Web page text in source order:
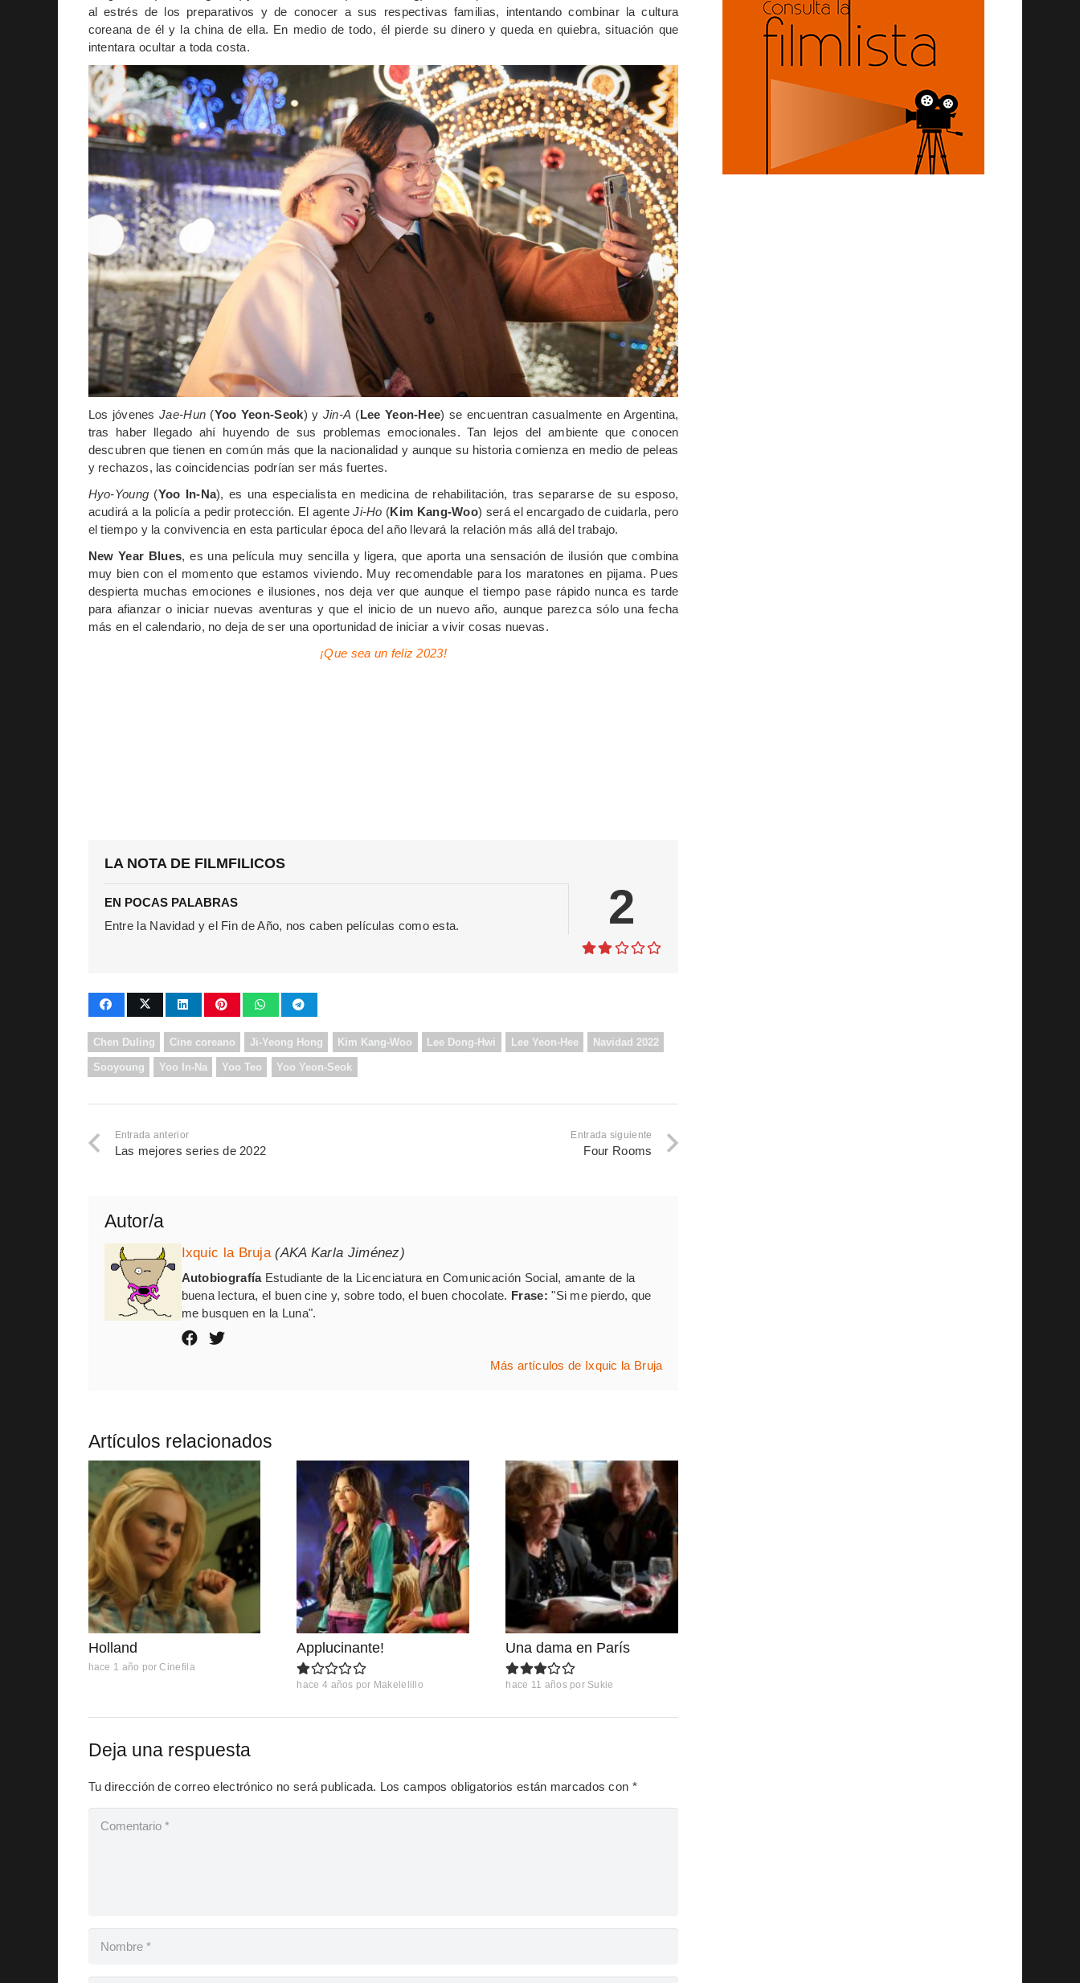
al estrés de los preparativos y de conocer a sus respectivas familias, intentando combinar la cultura
coreana de él y la china de ella. En medio de todo, él pierde su dinero y queda en quiebra, situación que
intentara ocultar a toda costa.
Los jóvenesJae-Hun (Yoo Yeon-Seok) y Jin-A (Lee Yeon-Hee) se encuentran casualmente en Argentina,
tras haber llegado ahí huyendo de sus problemas emocionales. Tan lejos del ambiente que conocen
descubren que tienen en común más que la nacionalidad y aunque su historia comienza en medio de peleas
y rechazos, las coincidencias podrían ser más fuertes.
Hyo-Young (Yoo In-Na), es una especialista en medicina de rehabilitación, tras separarse de su esposo,
acudirá a la policía a pedir protección. El agenteJi-Ho (Kim Kang-Woo) será el encargado de cuidarla, pero
el tiempo y la convivencia en esta particular época del año llevará la relación más allá del trabajo.
New Year Blues, es una película muy sencilla y ligera, que aporta una sensación de ilusión que combina
muy bien con el momento que estamos viviendo. Muy recomendable para los maratones en pijama. Pues
despierta muchas emociones e ilusiones, nos deja ver que aunque el tiempo pase rápido nunca es tarde
para afianzar o iniciar nuevas aventuras y que el inicio de un nuevo año, aunque parezca sólo una fecha
más en el calendario, no deja de ser una oportunidad de iniciar a vivir cosas nuevas.
¡Que sea un feliz 2023!
LA NOTA DE FILMFILICOS
EN POCAS PALABRAS
Entre la Navidad y el Fin de Año, nos caben películas como esta.
2
Chen Duling Cine coreano Ji-Yeong Hong Kim Kang-Woo Lee Dong-Hwi Lee Yeon-Hee Navidad 2022
Sooyoung Yoo In-Na Yoo Teo Yoo Yeon-Seok
Entrada anterior
Las mejores series de 2022
Entrada siguiente
Four Rooms
Autor/a
Ixquic la Bruja (AKA Karla Jiménez)
AutobiografíaEstudiante de la Licenciatura en Comunicación Social, amante de la
buena lectura, el buen cine y, sobre todo, el buen chocolate. Frase: "Si me pierdo, que
me busquen en la Luna".
Más artículos de Ixquic la Bruja
Artículos relacionados
Holland
hace 1 año por Cinefila
Applucinante!
hace 4 años por Makelelillo
Una dama en París
hace 11 años por Sukie
Deja una respuesta
Tu dirección de correo electrónico no será publicada. Los campos obligatorios están marcados con *